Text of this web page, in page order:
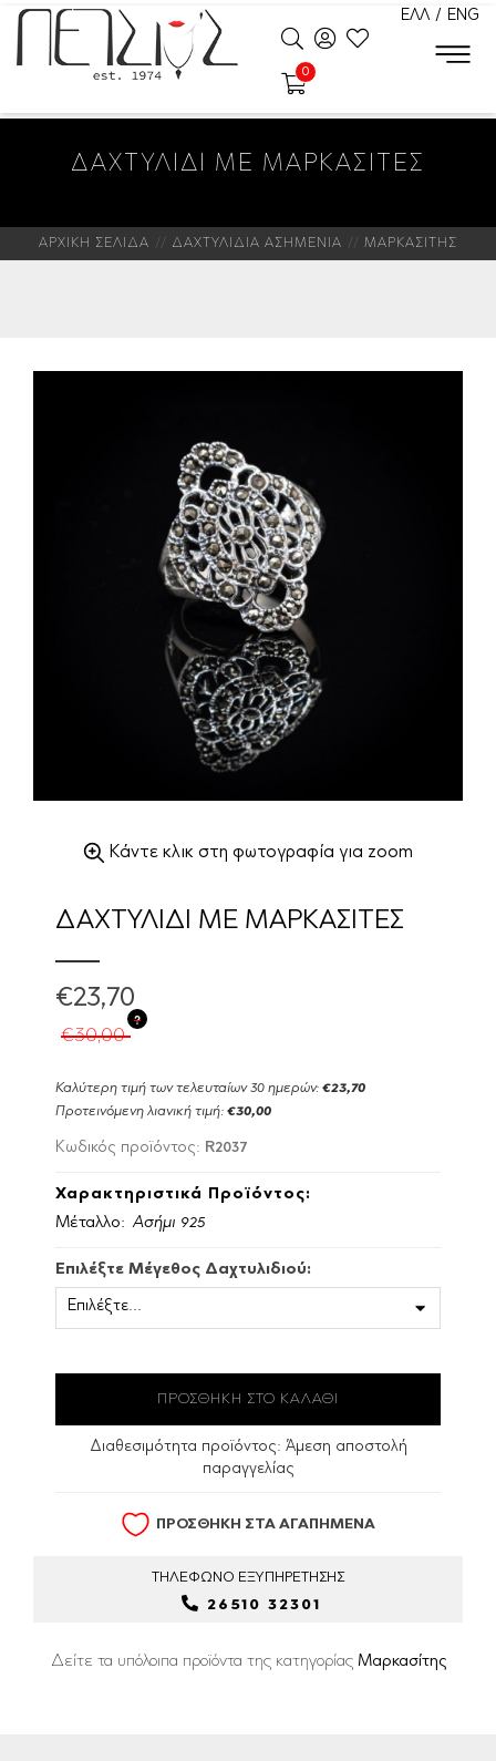
ΕΛΛ / ENG
0
ΔΑΧΤΥΛΙΔΙ ΜΕ ΜΑΡΚΑΣΙΤΕΣ
ΑΡΧΙΚΗ ΣΕΛΙΔΑ ΔΑΧΤΥΛΙΔΙΑ ΑΣΗΜΕΝΙΑ ΜΑΡΚΑΣΙΤΗΣ
Κάντε κλικ στη φωτογραφία για zoom
ΔΑΧΤΥΛΙΔΙ ΜΕ ΜΑΡΚΑΣΙΤΕΣ
€23,70
€30,00
?
Καλύτερη τιμή των τελευταίων 30 ημερών: €23,70
Προτεινόμενη λιανική τιμή: €30,00
Κωδικός προϊόντος: R2037
Χαρακτηριστικά Προϊόντος:
Μέταλλο: Ασήμι 925
Επιλέξτε Μέγεθος Δαχτυλιδιού:
Διαθεσιμότητα προϊόντος: Άμεση αποστολή
παραγγελίας
ΠΡΟΣΘΗΚΗ ΣΤΑ ΑΓΑΠΗΜΕΝΑ
ΤΗΛΕΦΩΝΟ ΕΞΥΠΗΡΕΤΗΣΗΣ
26510 32301
Δείτε τα υπόλοιπα προϊόντα της κατηγορίας Μαρκασίτης